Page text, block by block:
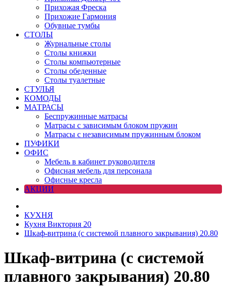
Прихожая Фреска
Прихожие Гармония
Обувные тумбы
СТОЛЫ
Журнальные столы
Столы книжки
Столы компьютерные
Столы обеденные
Столы туалетные
СТУЛЬЯ
КОМОДЫ
МАТРАСЫ
Беспружинные матрасы
Матрасы с зависимым блоком пружин
Матрасы с независимым пружинным блоком
ПУФИКИ
ОФИС
Мебель в кабинет руководителя
Офисная мебель для персонала
Офисные кресла
АКЦИИ
КУХНЯ
Кухня Виктория 20
Шкаф-витрина (с системой плавного закрывания) 20.80
Шкаф-витрина (с системой
плавного закрывания) 20.80